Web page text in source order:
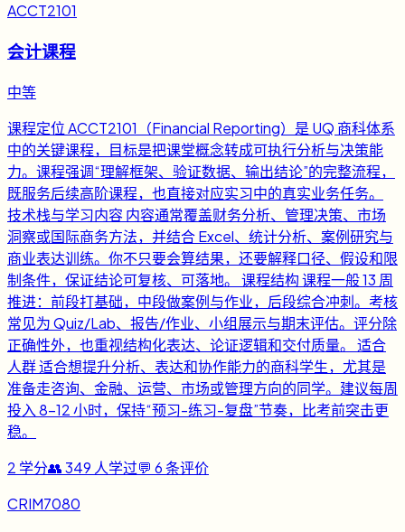
ACCT2101
会计课程
中等
课程定位 ACCT2101（Financial Reporting）是 UQ 商科体系
中的关键课程，目标是把课堂概念转成可执行分析与决策能
力。课程强调“理解框架、验证数据、输出结论”的完整流程，
既服务后续高阶课程，也直接对应实习中的真实业务任务。
技术栈与学习内容 内容通常覆盖财务分析、管理决策、市场
洞察或国际商务方法，并结合 Excel、统计分析、案例研究与
商业表达训练。你不只要会算结果，还要解释口径、假设和限
制条件，保证结论可复核、可落地。 课程结构 课程一般 13 周
推进：前段打基础，中段做案例与作业，后段综合冲刺。考核
常见为 Quiz/Lab、报告/作业、小组展示与期末评估。评分除
正确性外，也重视结构化表达、论证逻辑和交付质量。 适合
人群 适合想提升分析、表达和协作能力的商科学生，尤其是
准备走咨询、金融、运营、市场或管理方向的同学。建议每周
投入 8-12 小时，保持“预习-练习-复盘”节奏，比考前突击更
稳。
2 学分👥349 人学过💬 6条评价
CRIM7080